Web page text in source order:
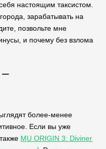
настоящим таксистом.
зарабатывать на
позвольте мне
и почему без взлома
более-менее
Если вы уже
MU ORIGIN 3: Diviner